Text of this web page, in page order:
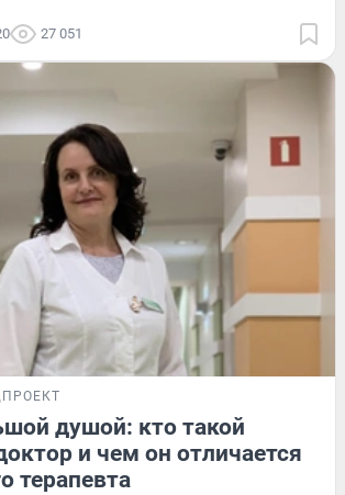
27 051
душой: кто такой
и чем он отличается
терапевта